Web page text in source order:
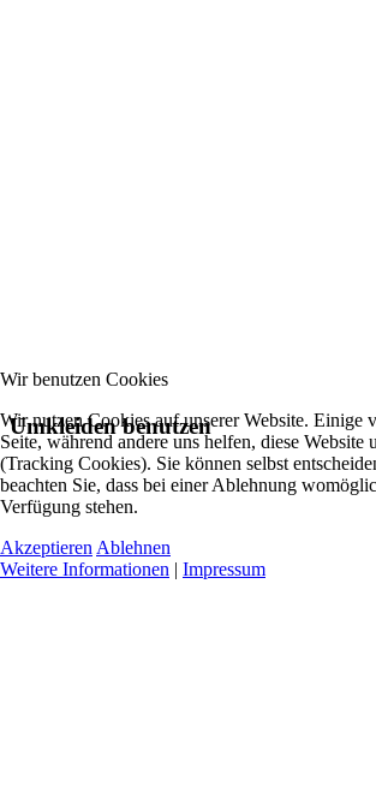
Umkleiden benutzen
Wir benutzen Cookies
Wir nutzen Cookies auf unserer Website. Einige
Seite, während andere uns helfen, diese
(Tracking Cookies). Sie können selbst
beachten Sie, dass bei einer Ablehnung
Verfügung stehen.
Akzeptieren Ablehnen
Weitere Informationen | Impressum